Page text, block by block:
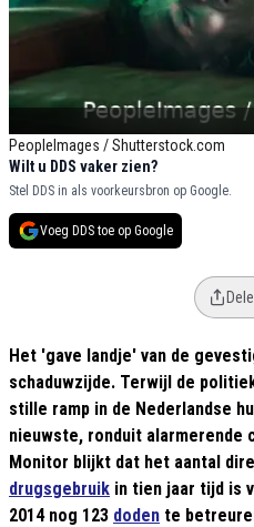
PeopleImages / Shutterstock.com
Wilt u DDS vaker zien?
Stel DDS in als voorkeursbron op Google.
Voeg DDS toe op Google
Het 'gave landje' van de
schaduwzijde. Terwijl de
stille ramp in de Nederlandse
nieuwste, ronduit alarmerende
Monitor blijkt dat het aantal
drugsgebruik in tien jaar tijd is
2014 nog 123 doden te